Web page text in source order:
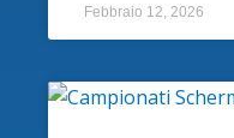
Febbraio 12, 2026